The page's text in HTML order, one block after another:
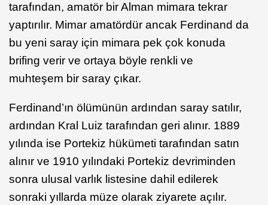
tarafından, amatör bir Alman mimara tekrar
yaptırılır. Mimar amatördür ancak Ferdinand da
bu yeni saray için mimara pek çok konuda
brifing verir ve ortaya böyle renkli ve
muhteşem bir saray çıkar.
Ferdinand’ın ölümünün ardından saray satılır,
ardından Kral Luiz tarafından geri alınır. 1889
yılında ise Portekiz hükümeti tarafından satın
alınır ve 1910 yılındaki Portekiz devriminden
sonra ulusal varlık listesine dahil edilerek
sonraki yıllarda müze olarak ziyarete açılır.